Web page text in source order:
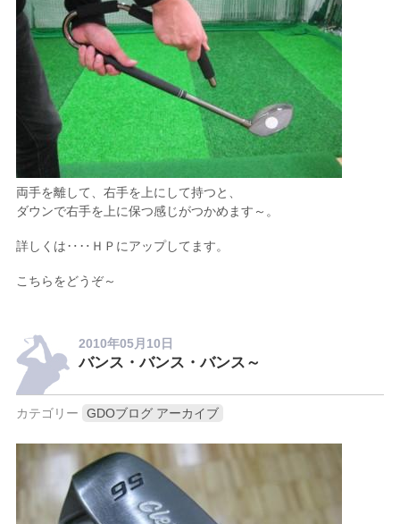
両手を離して、右手を上にして持つと、
ダウンで右手を上に保つ感じがつかめます～。
詳しくは‥‥ＨＰにアップしてます。
こちらをどうぞ～
2010年05月10日
バンス・バンス・バンス～
カテゴリー GDOブログ アーカイブ